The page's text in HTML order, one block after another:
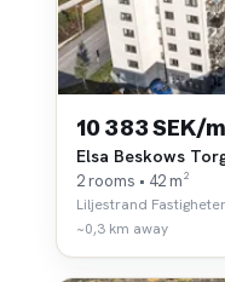
10 383 SEK/
Elsa Beskows
2 rooms • 42 m²
Liljestrand Fastigheter
~0,3 km away